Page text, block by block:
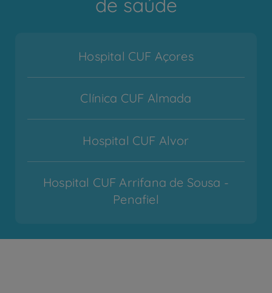
Hospital CUF Açores
Clínica CUF Almada
Hospital CUF Alvor
Hospital CUF Arrifana de Sousa -
Penafiel
Hospital CUF Cascais